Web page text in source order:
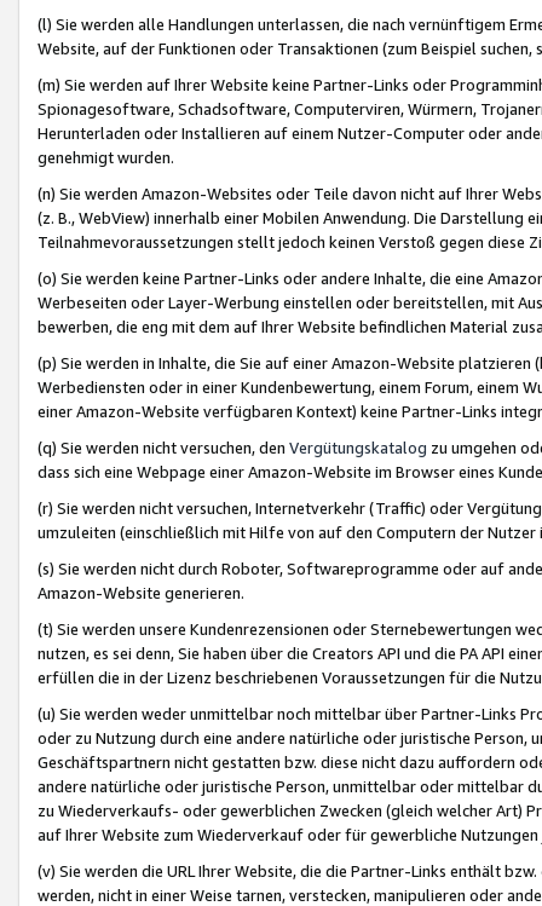
(l) Sie werden alle Handlungen unterlassen, die nach vernünftigem
Website, auf der Funktionen oder Transaktionen (zum Beispiel
(m) Sie werden auf Ihrer Website keine Partner-Links oder
Spionagesoftware, Schadsoftware, Computerviren, Würmern,
Herunterladen oder Installieren auf einem Nutzer-Computer oder
genehmigt wurden.
(n) Sie werden Amazon-Websites oder Teile davon nicht auf Ihrer
(z. B., WebView) innerhalb einer Mobilen Anwendung. Die Darstellung
Teilnahmevoraussetzungen stellt jedoch keinen Verstoß gegen diese
(o) Sie werden keine Partner-Links oder andere Inhalte, die eine
Werbeseiten oder Layer-Werbung einstellen oder bereitstellen, mit
bewerben, die eng mit dem auf Ihrer Website befindlichen Material
(p) Sie werden in Inhalte, die Sie auf einer Amazon-Website
Werbediensten oder in einer Kundenbewertung, einem Forum, einem
einer Amazon-Website verfügbaren Kontext) keine Partner-Links
(q) Sie werden nicht versuchen, den Vergütungskatalog zu umgehen
dass sich eine Webpage einer Amazon-Website im Browser eines
(r) Sie werden nicht versuchen, Internetverkehr (Traffic) oder
umzuleiten (einschließlich mit Hilfe von auf den Computern der
(s) Sie werden nicht durch Roboter, Softwareprogramme oder auf
Amazon-Website generieren.
(t) Sie werden unsere Kundenrezensionen oder Sternebewertungen
nutzen, es sei denn, Sie haben über die Creators API und die PA API
erfüllen die in der Lizenz beschriebenen Voraussetzungen für die
(u) Sie werden weder unmittelbar noch mittelbar über Partner-Links
oder zu Nutzung durch eine andere natürliche oder juristische
Geschäftspartnern nicht gestatten bzw. diese nicht dazu auffordern
andere natürliche oder juristische Person, unmittelbar oder mittelbar
zu Wiederverkaufs- oder gewerblichen Zwecken (gleich welcher Art)
auf Ihrer Website zum Wiederverkauf oder für gewerbliche
(v) Sie werden die URL Ihrer Website, die die Partner-Links enthält
werden, nicht in einer Weise tarnen, verstecken, manipulieren oder